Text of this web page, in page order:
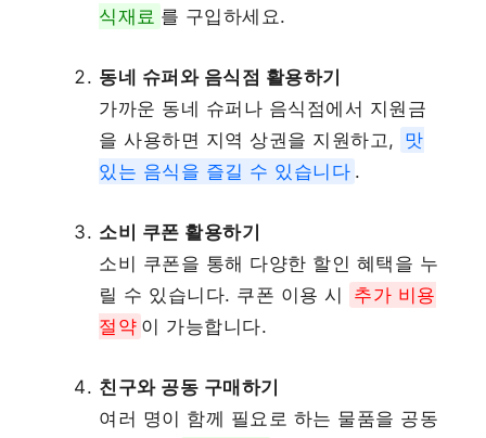
식재료 를 구입하세요.
동네 슈퍼와 음식점 활용하기
가까운 동네 슈퍼나 음식점에서 지원금
을 사용하면 지역 상권을 지원하고, 맛
있는 음식을 즐길 수 있습니다 .
소비 쿠폰 활용하기
소비 쿠폰을 통해 다양한 할인 혜택을 누
릴 수 있습니다. 쿠폰 이용 시
추가 비용
절약 이 가능합니다.
친구와 공동 구매하기
여러 명이 함께 필요로 하는 물품을 공동